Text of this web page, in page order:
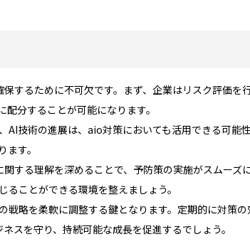
するために不可欠です。まず、企業はリスク評価を
分することが可能になります。
技術の進展は、aio対策においても活用できる可能
す。
する理解を深めることで、予防策の実施がスムーズ
ことができる環境を整えましょう。
略を柔軟に調整する鍵となります。定期的に対策
スを守り、持続可能な成長を促進するでしょう。